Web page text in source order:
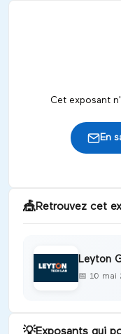
Cet exposant
En
🎪Retrouvez cet
Leyton
📅 10 mai